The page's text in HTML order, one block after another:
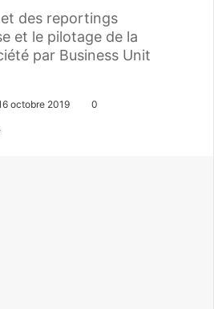
des reportings
et le pilotage de la
par Business Unit
octobre 2019 0